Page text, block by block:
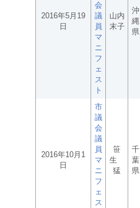
2016年5月19
日
会
議
員
マ
ニ
フ
ェ
ス
ト
山内
末子
沖
縄
県
2016年10月1
日
市
議
会
議
員
マ
ニ
フ
ェ
ス
笹
生
猛
千
葉
県